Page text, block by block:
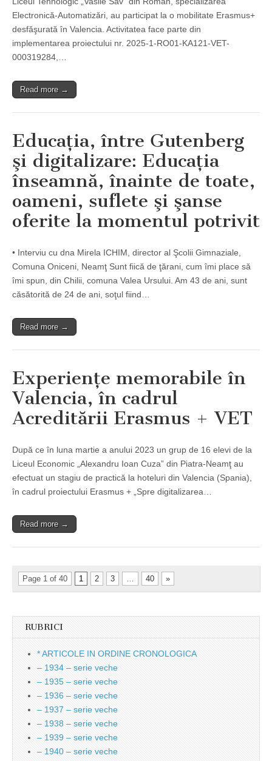
Electronică-Automatizări, au participat la o mobilitate Erasmus+
desfăşurată în Valencia. Activitatea face parte din
implementarea proiectului nr. 2025-1-RO01-KA121-VET-
000319284,…
Read more →
Educaţia, între Gutenberg
şi digitalizare: Educaţia
înseamnă, înainte de toate,
oameni, suflete şi şanse
oferite la momentul potrivit
• Interviu cu dna Mirela ICHIM, director al Şcolii Gimnaziale,
Comuna Oniceni, Neamţ Sunt fiică de ţărani, cum îmi place să
îmi spun, din Chilii, comuna Valea Ursului. Am 43 de ani, sunt
căsătorită de 24 de ani, soţul fiind…
Read more →
Experienţe memorabile în
Valencia, în cadrul
Acreditării Erasmus + VET
După ce în luna martie a anului 2023 un grup de 16 elevi de la
Liceul Economic „Alexandru Ioan Cuza” din Piatra-Neamţ au
efectuat un stagiu de practică la hoteluri din Valencia (Spania),
în cadrul proiectului Erasmus + „Spre digitalizarea…
Read more →
Page 1 of 40 1 2 3 … 40 »
RUBRICI
* ARTICOLE IN ORDINE CRONOLOGICA
– 1934 – serie veche
– 1935 – serie veche
– 1936 – serie veche
– 1937 – serie veche
– 1938 – serie veche
– 1939 – serie veche
– 1940 – serie veche